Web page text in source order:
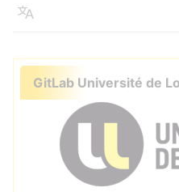
Langue
GitLab Université de